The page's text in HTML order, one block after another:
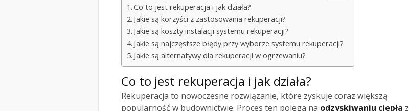
Co to jest rekuperacja i jak działa?
Jakie są korzyści z zastosowania rekuperacji?
Jakie są koszty instalacji systemu rekuperacji?
Jakie są najczęstsze błędy przy wyborze systemu rekuperacji?
Jakie są alternatywy dla rekuperacji w ogrzewaniu?
Co to jest rekuperacja i jak działa?
Rekuperacja to nowoczesne rozwiązanie, które zyskuje coraz większą
popularność w budownictwie. Proces ten polega na odzyskiwaniu ciepła z